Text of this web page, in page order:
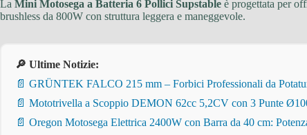
La Mini Motosega a Batteria 6 Pollici Supstable è progettata per
brushless da 800W con struttura leggera e maneggevole.
🔎 Ultime Notizie:
📄 GRÜNTEK FALCO 215 mm – Forbici Professionali da
📄 Mototrivella a Scoppio DEMON 62cc 5,2CV con 3 Punte
📄 Oregon Motosega Elettrica 2400W con Barra da 40 cm: